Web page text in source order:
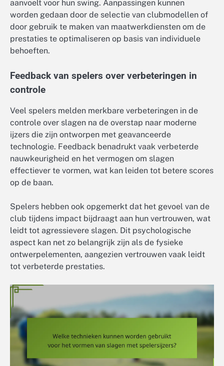
aanvoelt voor hun swing. Aanpassingen kunnen
worden gedaan door de selectie van clubmodellen of
door gebruik te maken van maatwerkdiensten om de
prestaties te optimaliseren op basis van individuele
behoeften.
Feedback van spelers over verbeteringen in
controle
Veel spelers melden merkbare verbeteringen in de
controle over slagen na de overstap naar moderne
ijzers die zijn ontworpen met geavanceerde
technologie. Feedback benadrukt vaak verbeterde
nauwkeurigheid en het vermogen om slagen
effectiever te vormen, wat kan leiden tot betere scores
op de baan.
Spelers hebben ook opgemerkt dat het gevoel van de
club tijdens impact bijdraagt aan hun vertrouwen, wat
leidt tot agressievere slagen. Dit psychologische
aspect kan net zo belangrijk zijn als de fysieke
ontwerpelementen, aangezien vertrouwen vaak leidt
tot verbeterde prestaties.